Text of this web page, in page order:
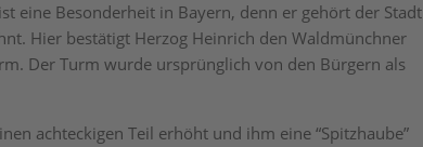
eine Besonderheit in Bayern, denn er gehört der Stadt
Hier bestätigt Herzog Heinrich den Waldmünchner
Der Turm wurde ursprünglich von den Bürgern als
achteckigen Teil erhöht und ihm eine “Spitzhaube”